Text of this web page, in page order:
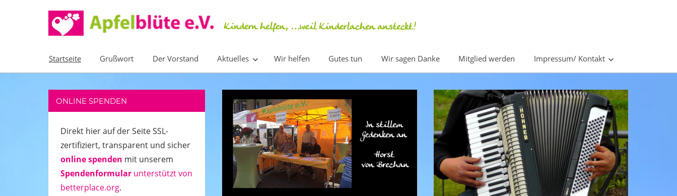
e.V.
weil
Kinderlachen
Startseite Grußwort Der Vorstand Aktuelles Wir helfen Gutes tun Wir sagen Danke Mitglied werden Impressum/ Kontakt
ONLINE SPENDEN
Direkt hier auf der Seite SSL-
zertifiziert, transparent und sicher
online spenden mit unserem
Spendenformular unterstützt von
betterplace.org.